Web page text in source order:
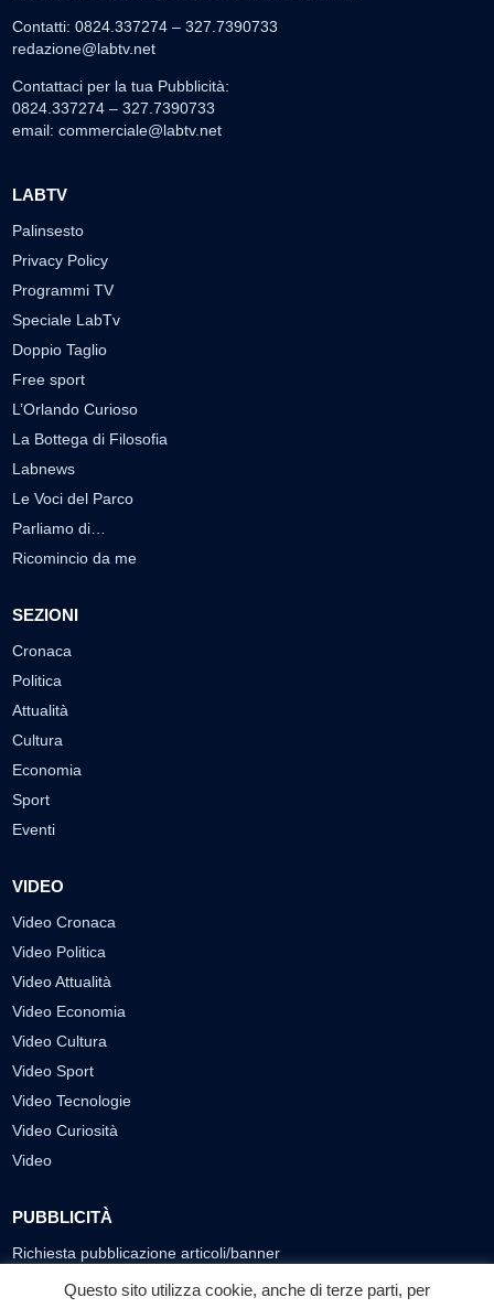
Contatti: 0824.337274 – 327.7390733
redazione@labtv.net
Contattaci per la tua Pubblicità:
0824.337274 – 327.7390733
email: commerciale@labtv.net
LABTV
Palinsesto
Privacy Policy
Programmi TV
Speciale LabTv
Doppio Taglio
Free sport
L’Orlando Curioso
La Bottega di Filosofia
Labnews
Le Voci del Parco
Parliamo di…
Ricomincio da me
SEZIONI
Cronaca
Politica
Attualità
Cultura
Economia
Sport
Eventi
VIDEO
Video Cronaca
Video Politica
Video Attualità
Video Economia
Video Cultura
Video Sport
Video Tecnologie
Video Curiosità
Video
PUBBLICITÀ
Richiesta pubblicazione articoli/banner
SEGUICI SUI SOCIAL
Questo sito utilizza cookie, anche di terze parti, per